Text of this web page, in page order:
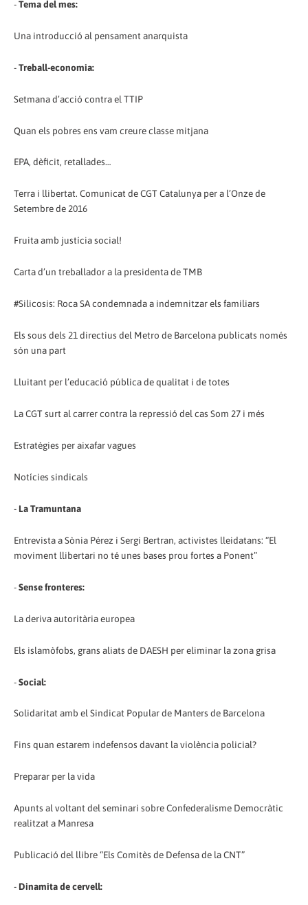
-Tema del mes:
Una introducció al pensament anarquista
-Treball-economia:
Setmana d’acció contra el TTIP
Quan els pobres ens vam creure classe mitjana
EPA, dèficit, retallades…
Terra i llibertat. Comunicat de CGT Catalunya per a l’Onze de
Setembre de 2016
Fruita amb justícia social!
Carta d’un treballador a la presidenta de TMB
#Silicosis: Roca SA condemnada a indemnitzar els familiars
Els sous dels 21 directius del Metro de Barcelona publicats només
són una part
Lluitant per l’educació pública de qualitat i de totes
La CGT surt al carrer contra la repressió del cas Som 27 i més
Estratègies per aixafar vagues
Notícies sindicals
- La Tramuntana
Entrevista a Sònia Pérez i Sergi Bertran, activistes lleidatans: “El
moviment llibertari no té unes bases prou fortes a Ponent”
-Sense fronteres:
La deriva autoritària europea
Els islamòfobs, grans aliats de DAESH per eliminar la zona grisa
-Social:
Solidaritat amb el Sindicat Popular de Manters de Barcelona
Fins quan estarem indefensos davant la violència policial?
Preparar per la vida
Apunts al voltant del seminari sobre Confederalisme Democràtic
realitzat a Manresa
Publicació del llibre “Els Comitès de Defensa de la CNT”
- Dinamita de cervell: